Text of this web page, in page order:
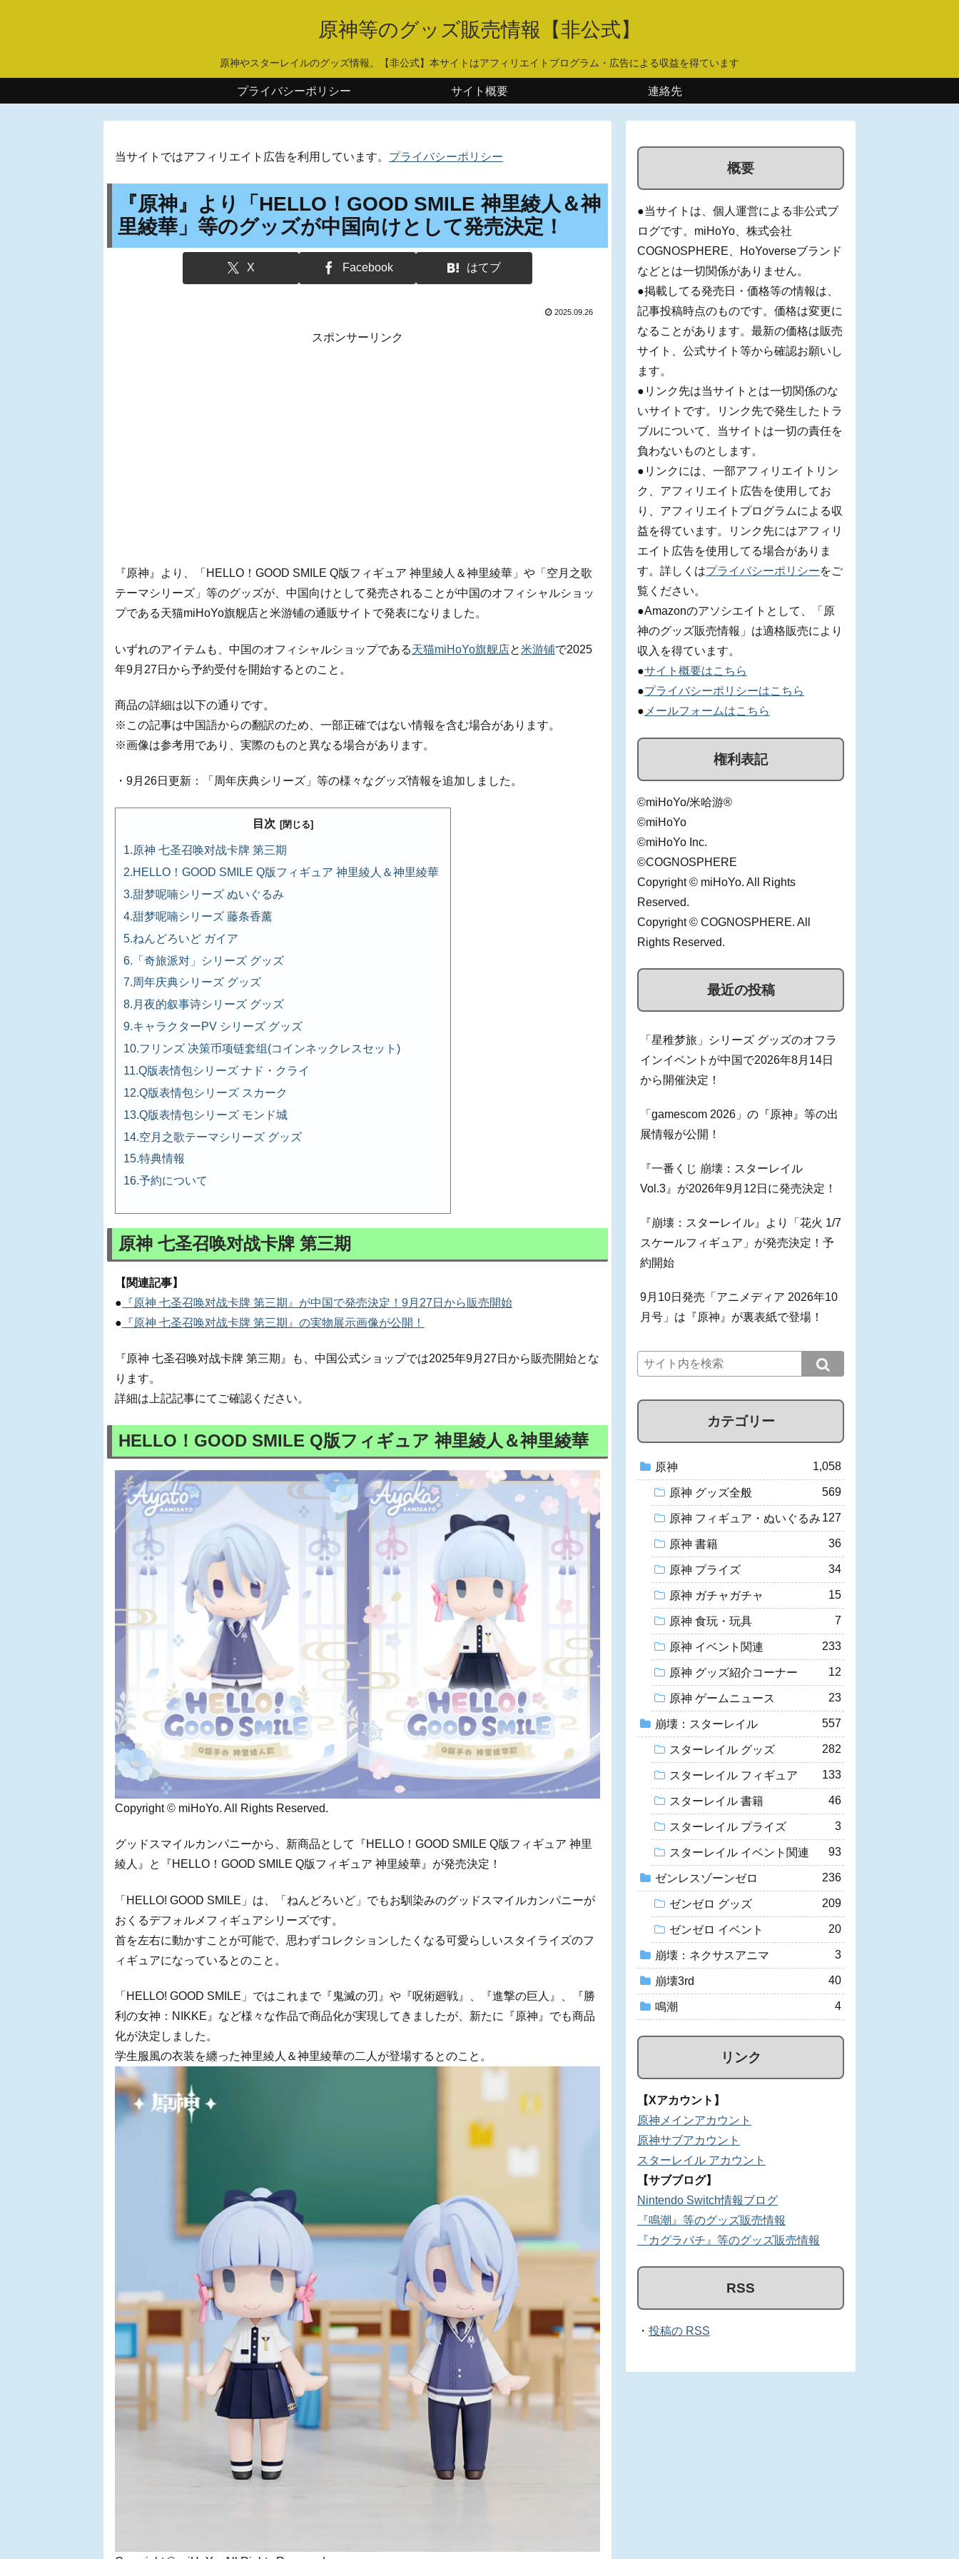
原神等のグッズ販売情報【非公式】
原神やスターレイルのグッズ情報。【非公式】本サイトはアフィリエイトプログラム・広告による収益を得ています
プライバシーポリシー サイト概要 連絡先
当サイトではアフィリエイト広告を利用しています。 プライバシーポリシー
『原神』より「HELLO！GOOD SMILE 神里綾人＆神
里綾華」等のグッズが中国向けとして発売決定！
X Facebook はてブ
2025.09.26
スポンサーリンク
『原神』より、「HELLO！GOOD SMILE Q版フィギュア 神里綾人＆神里綾華」や「空月之歌
テーマシリーズ」等のグッズが、中国向けとして発売されることが中国のオフィシャルショッ
プである天猫miHoYo旗舰店と米游铺の通販サイトで発表になりました。
いずれのアイテムも、中国のオフィシャルショップである天猫miHoYo旗舰店と米游铺で2025
年9月27日から予約受付を開始するとのこと。
商品の詳細は以下の通りです。
※この記事は中国語からの翻訳のため、一部正確ではない情報を含む場合があります。
※画像は参考用であり、実際のものと異なる場合があります。
・9月26日更新：「周年庆典シリーズ」等の様々なグッズ情報を追加しました。
目次
原神 七圣召唤对战卡牌 第三期
HELLO！GOOD SMILE Q版フィギュア 神里綾人＆神里綾華
甜梦呢喃シリーズ ぬいぐるみ
甜梦呢喃シリーズ 藤条香薰
ねんどろいど ガイア
「奇旅派对」シリーズ グッズ
周年庆典シリーズ グッズ
月夜的叙事诗シリーズ グッズ
キャラクターPV シリーズ グッズ
フリンズ 决策币项链套组(コインネックレスセット)
Q版表情包シリーズ ナド・クライ
Q版表情包シリーズ スカーク
Q版表情包シリーズ モンド城
空月之歌テーマシリーズ グッズ
特典情報
予約について
原神 七圣召唤对战卡牌 第三期
【関連記事】
● 『原神 七圣召唤对战卡牌 第三期』が中国で発売決定！9月27日から販売開始
● 『原神 七圣召唤对战卡牌 第三期』の実物展示画像が公開！
『原神 七圣召唤对战卡牌 第三期』も、中国公式ショップでは2025年9月27日から販売開始とな
ります。
詳細は上記記事にてご確認ください。
HELLO！GOOD SMILE Q版フィギュア 神里綾人＆神里綾華
Copyright © miHoYo. All Rights Reserved.
グッドスマイルカンパニーから、新商品として『HELLO！GOOD SMILE Q版フィギュア 神里
綾人』と『HELLO！GOOD SMILE Q版フィギュア 神里綾華』が発売決定！
「HELLO! GOOD SMILE」は、「ねんどろいど」でもお馴染みのグッドスマイルカンパニーが
おくるデフォルメフィギュアシリーズです。
首を左右に動かすことが可能で、思わずコレクションしたくなる可愛らしいスタイライズのフ
ィギュアになっているとのこと。
「HELLO! GOOD SMILE」ではこれまで『鬼滅の刃』や『呪術廻戦』、『進撃の巨人』、『勝
利の女神：NIKKE』など様々な作品で商品化が実現してきましたが、新たに『原神』でも商品
化が決定しました。
学生服風の衣装を纏った神里綾人＆神里綾華の二人が登場するとのこと。
概要
●当サイトは、個人運営による非公式ブ
ログです。miHoYo、株式会社
COGNOSPHERE、HoYoverseブランド
などとは一切関係がありません。
●掲載してる発売日・価格等の情報は、
記事投稿時点のものです。価格は変更に
なることがあります。最新の価格は販売
サイト、公式サイト等から確認お願いし
ます。
●リンク先は当サイトとは一切関係のな
いサイトです。リンク先で発生したトラ
ブルについて、当サイトは一切の責任を
負わないものとします。
●リンクには、一部アフィリエイトリン
ク、アフィリエイト広告を使用してお
り、アフィリエイトプログラムによる収
益を得ています。リンク先にはアフィリ
エイト広告を使用してる場合がありま
す。詳しくはプライバシーポリシーをご
覧ください。
●Amazonのアソシエイトとして、「原
神のグッズ販売情報」は適格販売により
収入を得ています。
●サイト概要はこちら
●プライバシーポリシーはこちら
● メールフォームはこちら
権利表記
©miHoYo/米哈游®
©miHoYo
©miHoYo Inc.
©COGNOSPHERE
Copyright © miHoYo. All Rights
Reserved.
Copyright © COGNOSPHERE. All
Rights Reserved.
最近の投稿
「星稚梦旅」シリーズ グッズのオフラ
インイベントが中国で2026年8月14日
から開催決定！
「gamescom 2026」の『原神』等の出
展情報が公開！
『一番くじ 崩壊：スターレイル
Vol.3』が2026年9月12日に発売決定！
『崩壊：スターレイル』より「花火 1/7
スケールフィギュア」が発売決定！予
約開始
9月10日発売「アニメディア 2026年10
月号」は『原神』が裏表紙で登場！
カテゴリー
原神 1,058
原神 グッズ全般 569
原神 フィギュア・ぬいぐるみ 127
原神 書籍 36
原神 プライズ 34
原神 ガチャガチャ 15
原神 食玩・玩具 7
原神 イベント関連 233
原神 グッズ紹介コーナー 12
原神 ゲームニュース 23
崩壊：スターレイル 557
スターレイル グッズ 282
スターレイル フィギュア 133
スターレイル 書籍 46
スターレイル プライズ 3
スターレイル イベント関連 93
ゼンレスゾーンゼロ 236
ゼンゼロ グッズ 209
ゼンゼロ イベント 20
崩壊：ネクサスアニマ 3
崩壊3rd 40
鳴潮 4
リンク
【Xアカウント】
原神メインアカウント
原神サブアカウント
スターレイル アカウント
【サブブログ】
Nintendo Switch情報ブログ
『鳴潮』等のグッズ販売情報
『カグラバチ』等のグッズ販売情報
RSS
・ 投稿の RSS